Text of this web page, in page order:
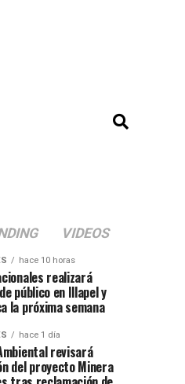
VIDEOS
hace 10 horas
realizará
público en Illapel y
la próxima semana
hace 1 día
revisará
del proyecto Minera